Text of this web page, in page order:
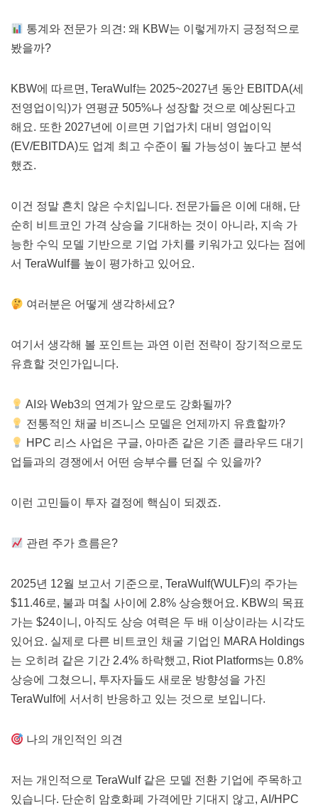
통계와 전문가 의견: 왜 KBW는 이렇게까지 긍정적으로
봤을까?
KBW에 따르면, TeraWulf는 2025~2027년 동안 EBITDA(세
전영업이익)가 연평균 505%나 성장할 것으로 예상된다고
해요. 또한 2027년에 이르면 기업가치 대비 영업이익
(EV/EBITDA)도 업계 최고 수준이 될 가능성이 높다고 분석
했죠.
이건 정말 흔치 않은 수치입니다. 전문가들은 이에 대해, 단
순히 비트코인 가격 상승을 기대하는 것이 아니라, 지속 가
능한 수익 모델 기반으로 기업 가치를 키워가고 있다는 점에
서 TeraWulf를 높이 평가하고 있어요.
여러분은 어떻게 생각하세요?
여기서 생각해 볼 포인트는 과연 이런 전략이 장기적으로도
유효할 것인가입니다.
AI와 Web3의 연계가 앞으로도 강화될까?
전통적인 채굴 비즈니스 모델은 언제까지 유효할까?
HPC 리스 사업은 구글, 아마존 같은 기존 클라우드 대기
업들과의 경쟁에서 어떤 승부수를 던질 수 있을까?
이런 고민들이 투자 결정에 핵심이 되겠죠.
관련 주가 흐름은?
2025년 12월 보고서 기준으로, TeraWulf(WULF)의 주가는
$11.46로, 불과 며칠 사이에 2.8% 상승했어요. KBW의 목표
가는 $24이니, 아직도 상승 여력은 두 배 이상이라는 시각도
있어요. 실제로 다른 비트코인 채굴 기업인 MARA Holdings
는 오히려 같은 기간 2.4% 하락했고, Riot Platforms는 0.8%
상승에 그쳤으니, 투자자들도 새로운 방향성을 가진
TeraWulf에 서서히 반응하고 있는 것으로 보입니다.
나의 개인적인 의견
저는 개인적으로 TeraWulf 같은 모델 전환 기업에 주목하고
있습니다. 단순히 암호화폐 가격에만 기대지 않고, AI/HPC